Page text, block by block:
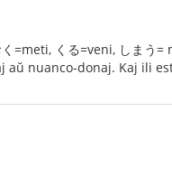
=meti, くる=veni, しま
aŭ nuanco-donaj. Kaj ili